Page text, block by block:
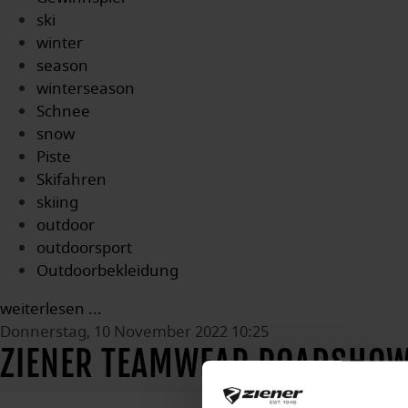
ski
winter
season
winterseason
Schnee
snow
Piste
Skifahren
skiing
outdoor
outdoorsport
Outdoorbekleidung
weiterlesen ...
Donnerstag, 10 November 2022 10:25
ZIENER TEAMWEAR